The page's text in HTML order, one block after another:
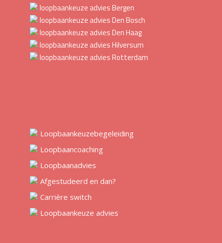
loopbaankeuze advies Bergen
loopbaankeuze advies Den Bosch
loopbaankeuze advies Den Haag
loopbaankeuze advies Hilversum
loopbaankeuze advies Rotterdam
Loopbaankeuzebegeleiding
Loopbaancoaching
Loopbaanadvies
Afgestudeerd en dan?
Carrière switch
Loopbaankeuze advies